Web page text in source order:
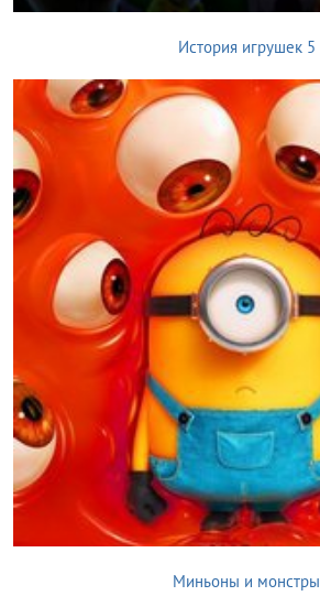
История игрушек 5
Миньоны и монстры